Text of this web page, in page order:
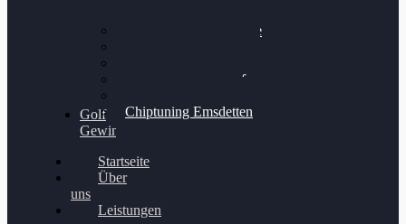
Bilgenroth Performance
Chiptuning Schüttorf
Chiptuning Emsdetten
Golf
Gewinnspiel
Startseite
Über
uns
Leistungen